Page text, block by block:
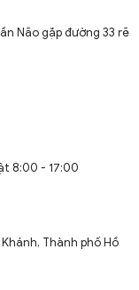
Não gặp đường 33 rẽ
8:00 - 17:00
Thành phố Hồ